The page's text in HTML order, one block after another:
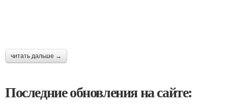
читать дальше →
Последние обновления на сайте: